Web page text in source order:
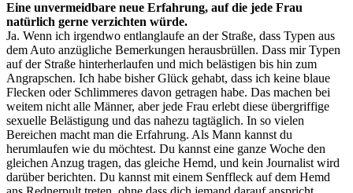
Eine unvermeidbare neue Erfahrung, auf die jede Frau
natürlich gerne verzichten würde.
Ja. Wenn ich irgendwo entlanglaufe an der Straße, dass Typen aus
dem Auto anzügliche Bemerkungen herausbrüllen. Dass mir Typen
auf der Straße hinterherlaufen und mich belästigen bis hin zum
Angrapschen. Ich habe bisher Glück gehabt, dass ich keine blaue
Flecken oder Schlimmeres davon getragen habe. Das machen bei
weitem nicht alle Männer, aber jede Frau erlebt diese übergriffige
sexuelle Belästigung und das nahezu tagtäglich. In so vielen
Bereichen macht man die Erfahrung. Als Mann kannst du
herumlaufen wie du möchtest. Du kannst eine ganze Woche den
gleichen Anzug tragen, das gleiche Hemd, und kein Journalist wird
darüber berichten. Du kannst mit einem Senffleck auf dem Hemd